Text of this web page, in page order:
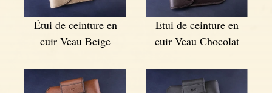
Étui de ceinture en
cuir Veau Beige
Etui de ceinture en
cuir Veau Chocolat